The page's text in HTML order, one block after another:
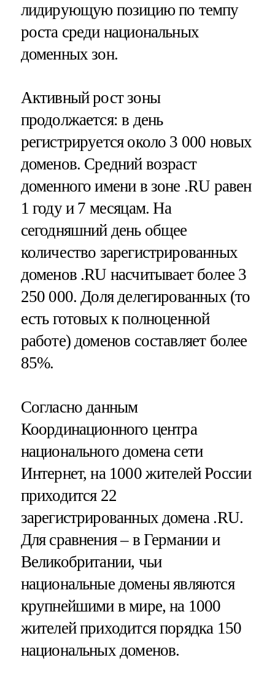
лидирующую позицию по темпу
роста среди национальных
доменных зон.
Активный рост зоны
продолжается: в день
регистрируется около 3 000 новых
доменов. Средний возраст
доменного имени в зоне .RU равен
1 году и 7 месяцам. На
сегодняшний день общее
количество зарегистрированных
доменов .RU насчитывает более 3
250 000. Доля делегированных (то
есть готовых к полноценной
работе) доменов составляет более
85%.
Согласно данным
Координационного центра
национального домена сети
Интернет, на 1000 жителей России
приходится 22
зарегистрированных домена .RU.
Для сравнения – в Германии и
Великобритании, чьи
национальные домены являются
крупнейшими в мире, на 1000
жителей приходится порядка 150
национальных доменов.